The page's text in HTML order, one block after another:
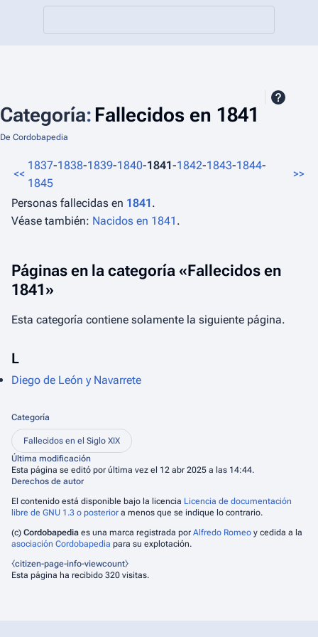
Categoría: Fallecidos en 1841
De Cordobapedia
<<
1837-1838-1839-1840-1841-1842-1843-1844-
1845
>>
Personas fallecidas en 1841.
Véase también: Nacidos en 1841 .
Páginas en la categoría «Fallecidos en
1841»
Esta categoría contiene solamente la siguiente página.
L
Diego de León y Navarrete
Categoría
Fallecidos en el Siglo XIX
Última modificación
Esta página se editó por última vez el 12 abr 2025 a las 14:44.
Derechos de autor
El contenido está disponible bajo la licencia Licencia de documentación
libre de GNU 1.3 o posterior a menos que se indique lo contrario.
(c) Cordobapedia es una marca registrada por Alfredo Romeo y cedida a la
asociación Cordobapedia para su explotación.
⧼citizen-page-info-viewcount⧽
Esta página ha recibido 320 visitas.